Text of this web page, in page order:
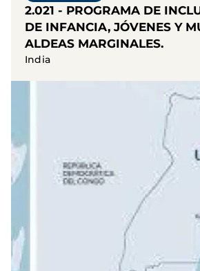
2.021 - PROGRAMA DE
DE INFANCIA, JÓVENES Y
ALDEAS MARGINALES.
India